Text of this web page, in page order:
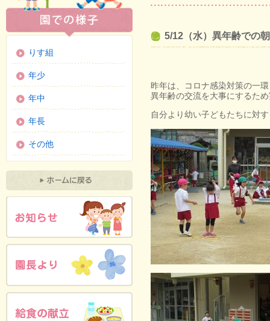
5/12（水）異年齢での
昨年は、コロナ感染対策の一
異年齢の交流を大事にするた
自分より幼い子どもたちに対
りす組
年少
年中
年長
その他